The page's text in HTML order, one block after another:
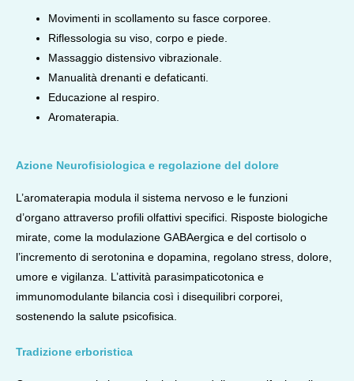
Movimenti in scollamento su fasce corporee.
Riflessologia su viso, corpo e piede.
Massaggio distensivo vibrazionale.
Manualità drenanti e defaticanti.
Educazione al respiro.
Aromaterapia.
Azione Neurofisiologica e regolazione del dolore
L’aromaterapia modula il sistema nervoso e le funzioni
d’organo attraverso profili olfattivi specifici. Risposte biologiche
mirate, come la modulazione GABAergica e del cortisolo o
l’incremento di serotonina e dopamina, regolano stress, dolore,
umore e vigilanza. L’attività parasimpaticotonica e
immunomodulante bilancia così i disequilibri corporei,
sostenendo la salute psicofisica.
Tradizione erboristica